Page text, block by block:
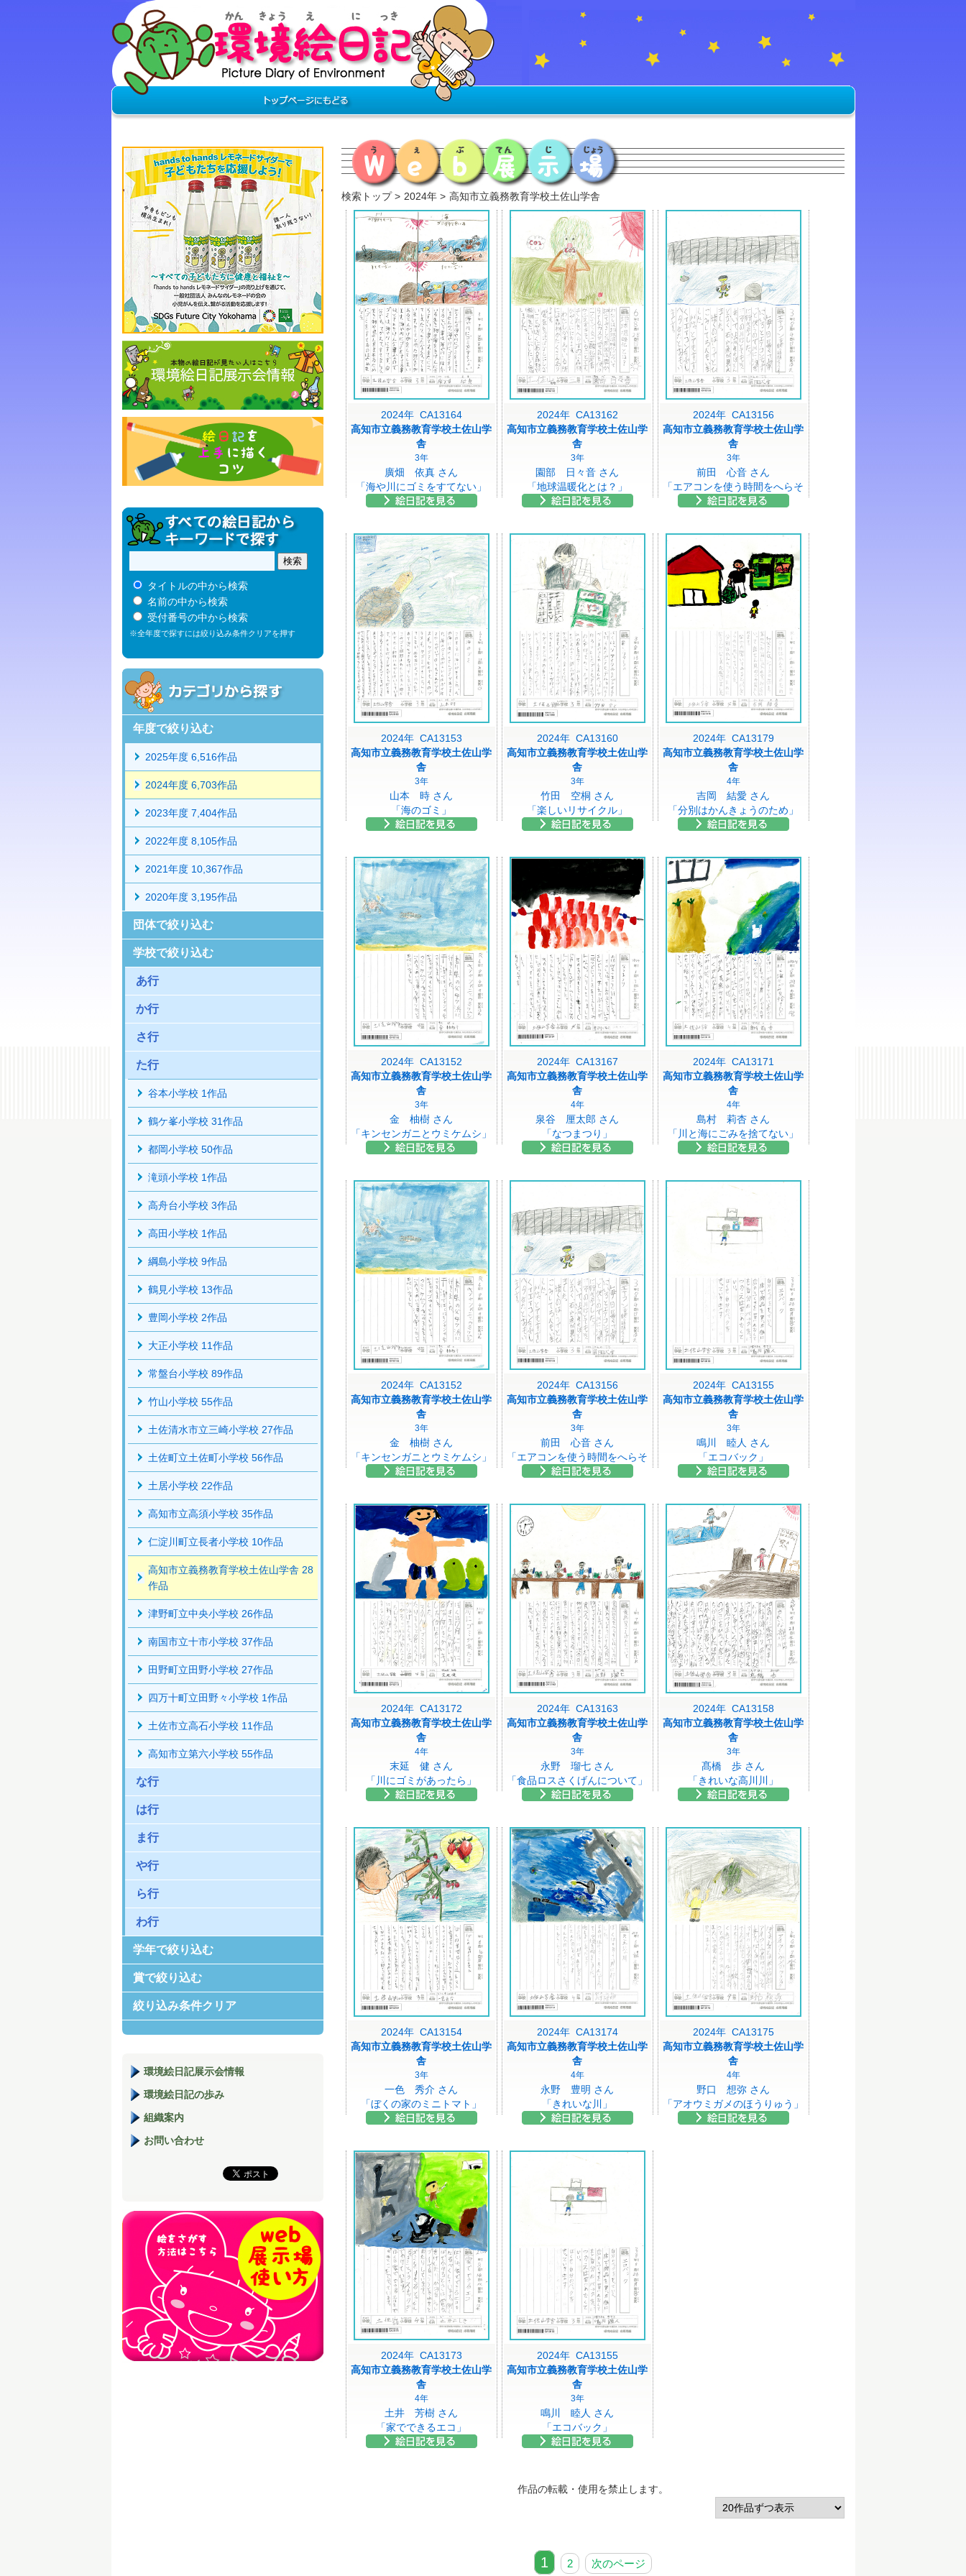
検索トップ 2024年 高知市立義務教育学校土佐山学舎
2024年 CA13164
高知市立義務教育学校土佐山学
舎
3年
廣畑 依真 さん
「海や川にゴミをすてない」
2024年 CA13162
高知市立義務教育学校土佐山学
舎
3年
園部 日々音 さん
「地球温暖化とは？」
2024年 CA13156
高知市立義務教育学校土佐山学
舎
3年
前田 心音 さん
「エアコンを使う時間をへらそ
う」
2024年 CA13153
高知市立義務教育学校土佐山学
舎
3年
山本 時 さん
「海のゴミ」
2024年 CA13160
高知市立義務教育学校土佐山学
舎
3年
竹田 空桐 さん
「楽しいリサイクル」
2024年 CA13179
高知市立義務教育学校土佐山学
舎
4年
吉岡 結愛 さん
「分別はかんきょうのため」
2024年 CA13152
高知市立義務教育学校土佐山学
舎
3年
金 柚樹 さん
「キンセンガニとウミケムシ」
2024年 CA13167
高知市立義務教育学校土佐山学
舎
4年
泉谷 厘太郎 さん
「なつまつり」
2024年 CA13171
高知市立義務教育学校土佐山学
舎
4年
島村 莉杏 さん
「川と海にごみを捨てない」
2024年 CA13152
高知市立義務教育学校土佐山学
舎
3年
金 柚樹 さん
「キンセンガニとウミケムシ」
2024年 CA13156
高知市立義務教育学校土佐山学
舎
3年
前田 心音 さん
「エアコンを使う時間をへらそ
う」
2024年 CA13155
高知市立義務教育学校土佐山学
舎
3年
鳴川 睦人 さん
「エコバック」
2024年 CA13172
高知市立義務教育学校土佐山学
舎
4年
末延 健 さん
「川にゴミがあったら」
2024年 CA13163
高知市立義務教育学校土佐山学
舎
3年
永野 瑠七 さん
「食品ロスさくげんについて」
2024年 CA13158
高知市立義務教育学校土佐山学
舎
3年
髙橋 歩 さん
「きれいな高川川」
2024年 CA13154
高知市立義務教育学校土佐山学
舎
3年
一色 秀介 さん
「ぼくの家のミニトマト」
2024年 CA13174
高知市立義務教育学校土佐山学
舎
4年
永野 豊明 さん
「きれいな川」
2024年 CA13175
高知市立義務教育学校土佐山学
舎
4年
野口 想弥 さん
「アオウミガメのほうりゅう」
2024年 CA13173
高知市立義務教育学校土佐山学
舎
4年
土井 芳樹 さん
「家でできるエコ」
2024年 CA13155
高知市立義務教育学校土佐山学
舎
3年
鳴川 睦人 さん
「エコバック」
作品の転載・使用を禁止します。
1 2 次のページ
タイトルの中から検索
名前の中から検索
受付番号の中から検索
※全年度で探すには絞り込み条件クリアを押す
年度で絞り込む
2025年度 6,516作品
2024年度 6,703作品
2023年度 7,404作品
2022年度 8,105作品
2021年度 10,367作品
2020年度 3,195作品
団体で絞り込む
学校で絞り込む
あ行
か行
さ行
た行
谷本小学校 1作品
鶴ケ峯小学校 31作品
都岡小学校 50作品
滝頭小学校 1作品
高舟台小学校 3作品
高田小学校 1作品
綱島小学校 9作品
鶴見小学校 13作品
豊岡小学校 2作品
大正小学校 11作品
常盤台小学校 89作品
竹山小学校 55作品
土佐清水市立三崎小学校 27作品
土佐町立土佐町小学校 56作品
土居小学校 22作品
高知市立高須小学校 35作品
仁淀川町立長者小学校 10作品
高知市立義務教育学校土佐山学舎 28
作品
津野町立中央小学校 26作品
南国市立十市小学校 37作品
田野町立田野小学校 27作品
四万十町立田野々小学校 1作品
土佐市立高石小学校 11作品
高知市立第六小学校 55作品
な行
は行
ま行
や行
ら行
わ行
学年で絞り込む
賞で絞り込む
絞り込み条件クリア
環境絵日記展示会情報
環境絵日記の歩み
組織案内
お問い合わせ